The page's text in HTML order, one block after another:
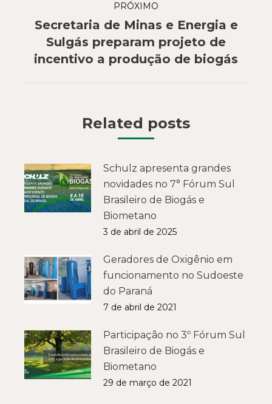
PRÓXIMO
Próximo
post:
Secretaria de Minas e Energia e
Sulgás preparam projeto de
incentivo a produção de biogás
Related posts
Schulz apresenta grandes
novidades no 7° Fórum Sul
Brasileiro de Biogás e
Biometano
3 de abril de 2025
Geradores de Oxigênio em
funcionamento no Sudoeste
do Paraná
7 de abril de 2021
Participação no 3º Fórum Sul
Brasileiro de Biogás e
Biometano
29 de março de 2021